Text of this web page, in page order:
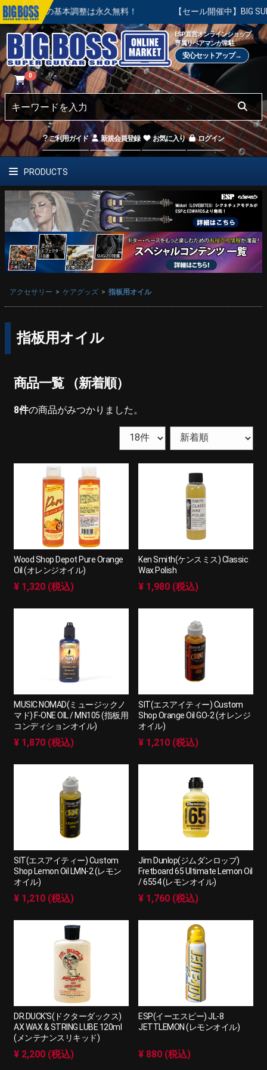
の基本調整は永久無料！ 【セール開催中】BIG SUMMER
ESP直営オンラインショップ
専属リペアマンが常駐
安心セットアップ→
0
ご利用ガイド 新規会員登録 お気に入り ログイン
PRODUCTS
アクセサリー ケアグッズ 指板用オイル
指板用オイル
商品一覧 （新着順）
8件の商品がみつかりました。
Wood Shop Depot Pure Orange
Oil (オレンジオイル)
¥ 1,320 (税込)
Ken Smith(ケンスミス) Classic
Wax Polish
¥ 1,980 (税込)
MUSIC NOMAD(ミュージックノ
マド) F-ONE OIL / MN105 (指板用
コンディションオイル)
¥ 1,870 (税込)
SIT(エスアイティー) Custom
Shop Orange Oil GO-2 (オレンジ
オイル)
¥ 1,210 (税込)
SIT(エスアイティー) Custom
Shop Lemon Oil LMN-2 (レモン
オイル)
¥ 1,210 (税込)
Jim Dunlop(ジムダンロップ)
Fretboard 65 Ultimate Lemon Oil
/ 6554 (レモンオイル)
¥ 1,760 (税込)
DR.DUCK'S(ドクターダックス)
AX WAX & STRING LUBE 120ml
(メンテナンスリキッド)
¥ 2,200 (税込)
ESP(イーエスピー) JL-8
JETTLEMON (レモンオイル)
¥ 880 (税込)